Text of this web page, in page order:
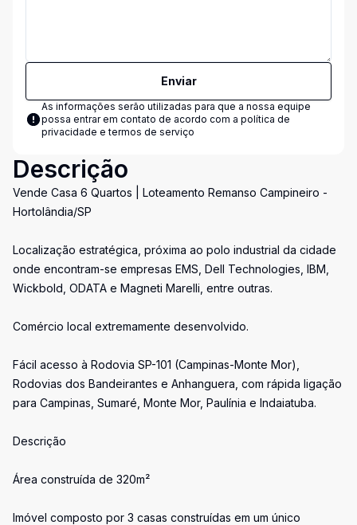
Enviar
As informações serão utilizadas para que a nossa equipe
possa entrar em contato de acordo com a política de
privacidade e termos de serviço
Descrição
Vende Casa 6 Quartos | Loteamento Remanso Campineiro -
Hortolândia/SP
Localização estratégica, próxima ao polo industrial da cidade
onde encontram-se empresas EMS, Dell Technologies, IBM,
Wickbold, ODATA e Magneti Marelli, entre outras.
Comércio local extremamente desenvolvido.
Fácil acesso à Rodovia SP-101 (Campinas-Monte Mor),
Rodovias dos Bandeirantes e Anhanguera, com rápida ligação
para Campinas, Sumaré, Monte Mor, Paulínia e Indaiatuba.
Descrição
Área construída de 320m²
Imóvel composto por 3 casas construídas em um único